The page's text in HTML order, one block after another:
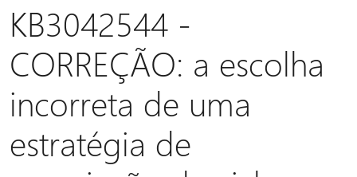
KB3042544 -
CORREÇÃO: a escolha
incorreta de uma
estratégia de